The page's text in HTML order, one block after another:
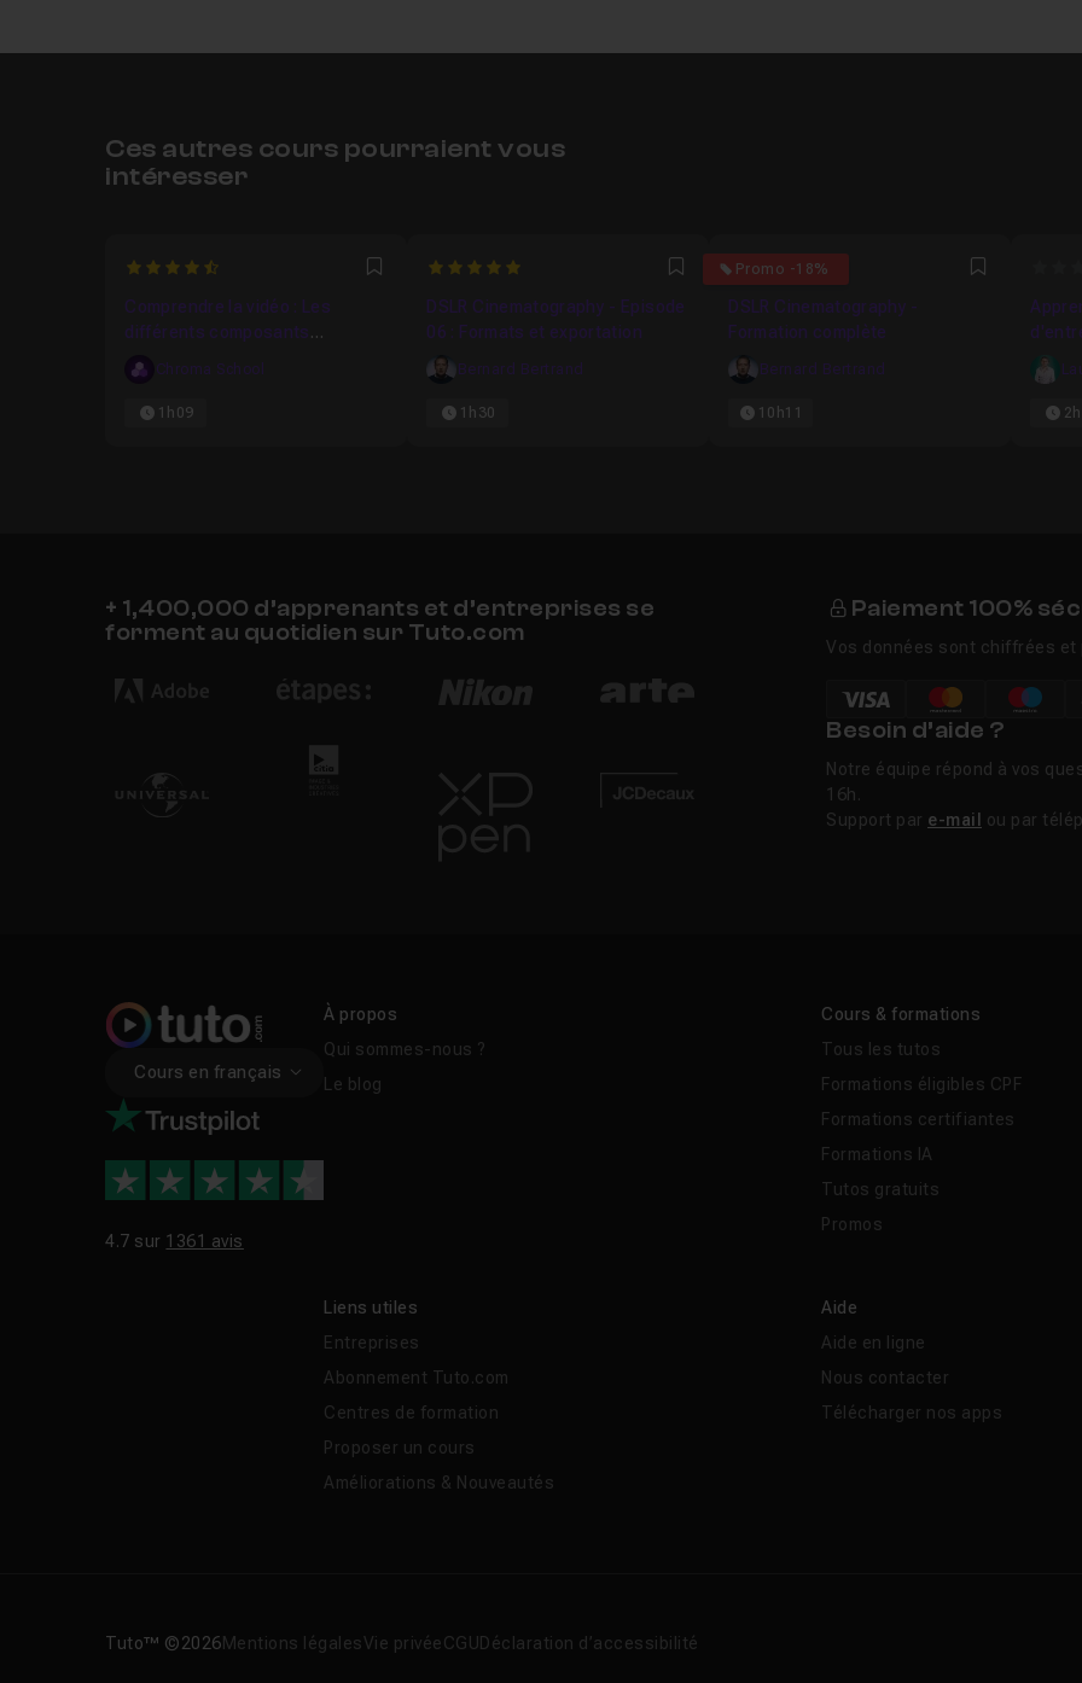
Ces autres cours pourraient vous
intéresser
4.9 Favori
Comprendre la vidéo : Les
différents composants
numérique
Chroma School
1h09
5 Favori
DSLR Cinematography - Episode
06 : Formats et exportation
Bernard Bertrand
1h30
Promo -18%
4.7777777777778 Favori
DSLR Cinematography -
Formation complète
Bernard Bertrand
10h11
+ 1,400,000 d’apprenants et d’entreprises se
forment au quotidien sur Tuto.com
Paiement 100%
Vos données sont chiffrées
Besoin d’aide ?
Notre équipe répond à vos
16h.
Support par e-mail ou par
Cours en français
4.7 sur 1361 avis
À propos
Qui sommes-nous ?
Le blog
Cours & formations
Tous les tutos
Formations éligibles CPF
Formations certifiantes
Formations IA
Tutos gratuits
Promos
Liens utiles
Entreprises
Abonnement Tuto.com
Centres de formation
Proposer un cours
Améliorations & Nouveautés
Aide
Aide en ligne
Nous contacter
Télécharger nos apps
Tuto™ ©2026Mentions légalesVie privéeCGU Déclaration d’accessibilité